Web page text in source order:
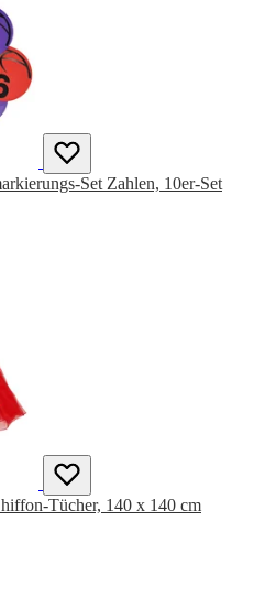
Set Zahlen, 10er-Set
Tücher, 140 x 140 cm